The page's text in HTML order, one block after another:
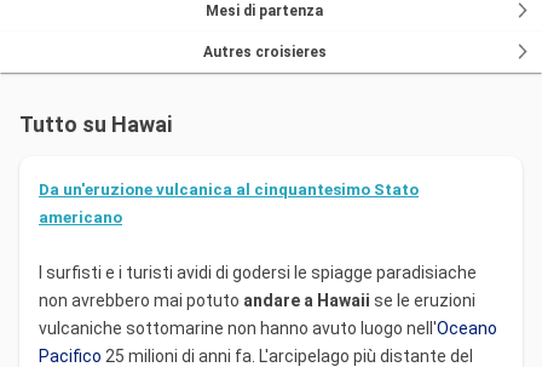
Mesi di partenza
Autres croisieres
Tutto su Hawai
Da un'eruzione vulcanica al cinquantesimo Stato
americano
I surfisti e i turisti avidi di godersi le spiagge paradisiache
non avrebbero mai potuto andare a Hawaii se le eruzioni
vulcaniche sottomarine non hanno avuto luogo nell'Oceano
Pacifico 25 milioni di anni fa. L'arcipelago più distante del